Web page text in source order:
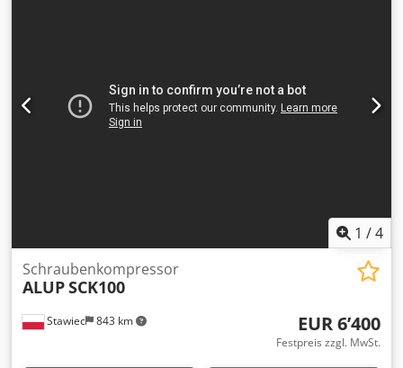
1 /4
Stawiec 843 km
Schraubenkompressor
ALUPSCK100
EUR 6’400
Festpreis zzgl. MwSt.